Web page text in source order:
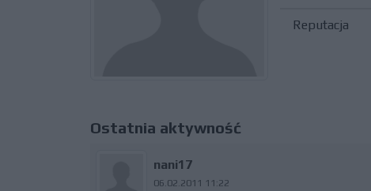
Reputacja
Ostatnia aktywność
nani17
06.02.2011 11:22